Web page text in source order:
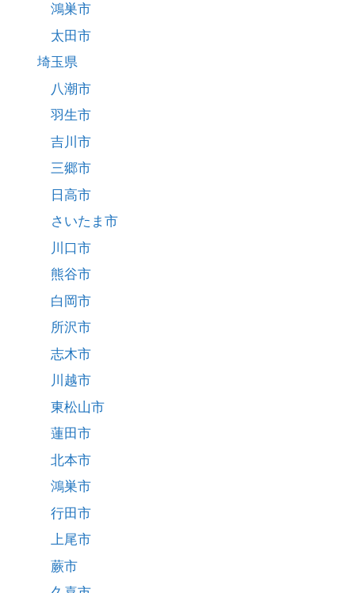
鴻巣市
太田市
埼玉県
八潮市
羽生市
吉川市
三郷市
日高市
さいたま市
川口市
熊谷市
白岡市
所沢市
志木市
川越市
東松山市
蓮田市
北本市
鴻巣市
行田市
上尾市
蕨市